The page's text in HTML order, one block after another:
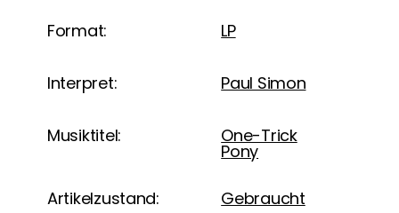
Format: LP
Interpret: Paul Simon
Musiktitel: One-Trick
Pony
Artikelzustand: Gebraucht